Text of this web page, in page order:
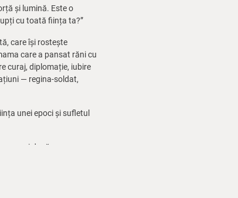
și lumină. Este o
cu toată ființa ta?”
care își rostește
care a pansat răni cu
curaj, diplomație, iubire
— regina-soldat,
unei epoci și sufletul
de răscruce.